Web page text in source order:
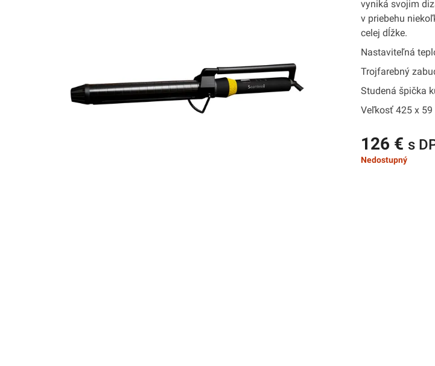
vyniká svojim
v priebehu
celej dĺžke.
Nastaviteľná
Trojfarebný
Studená špička
Veľkosť 425 x 59
126 € s
Nedostupný